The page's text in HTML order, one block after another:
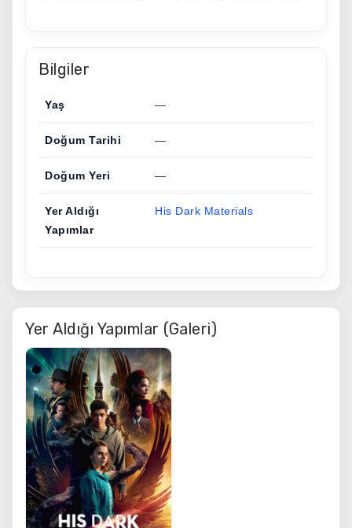
Bilgiler
Yaş —
Doğum Tarihi —
Doğum Yeri —
Yer Aldığı
Yapımlar
His Dark Materials
Yer Aldığı Yapımlar (Galeri)